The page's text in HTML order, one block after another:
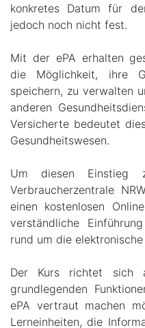
konkretes Datum für
jedoch noch nicht fest.
Mit der ePA erhalten
die Möglichkeit, ihre
speichern, zu verwalten
anderen
Versicherte bedeutet
Gesundheitswesen.
Um diesen Einstieg
Verbraucherzentrale
einen kostenlosen
verständliche
rund um die
Der Kurs richtet
grundlegenden
ePA vertraut machen
Lerneinheiten, die